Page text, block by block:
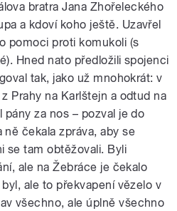
bratra Jana Zhořeleckého
a kdoví koho ještě. Uzavřel
pomoci proti komukoli (s
Hned nato předložili spojenci
tak, jako už mnohokrát: v
Prahy na Karlštejn a odtud na
pány za nos – pozval je do
ně čekala zpráva, aby se
se tam obtěžovali. Byli
ale na Žebráce je čekalo
ale to překvapení vězelo v
všechno, ale úplně všechno